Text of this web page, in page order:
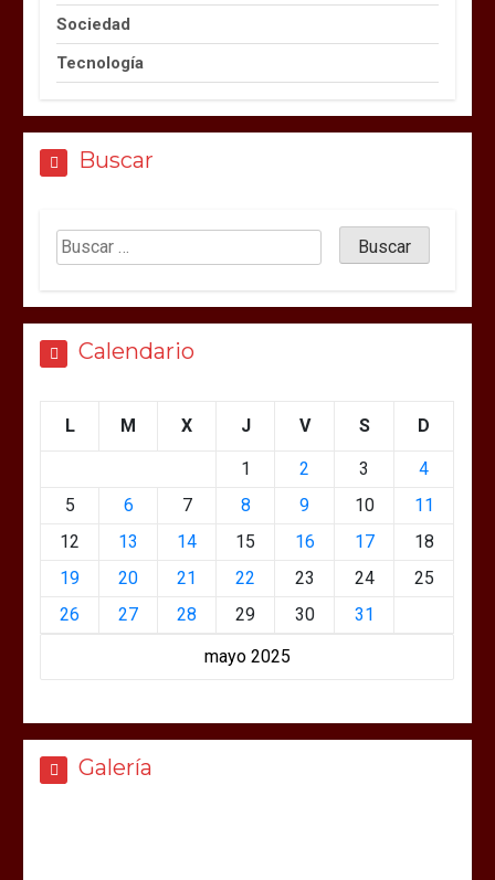
Sociedad
Tecnología
Buscar
Calendario
mayo 2025
L M X J V S D
1 2 3
4
5
6 7 8 9 10
11
12
13 14 15 16 17
18
19
20 21 22 23 24
25
26
27 28 29 30 31
Galería